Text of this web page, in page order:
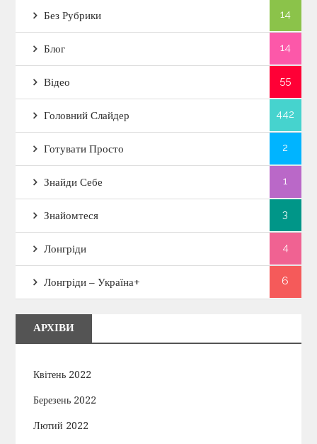
Без Рубрики 14
Блог 14
Відео 55
Головний Слайдер 442
Готувати Просто 2
Знайди Себе 1
Знайомтеся 3
Лонгріди 4
Лонгріди – Україна+ 6
АРХІВИ
Квітень 2022
Березень 2022
Лютий 2022